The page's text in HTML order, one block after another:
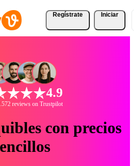
Regístrate Iniciar
4.9
reviews on Trustpilot
con precios